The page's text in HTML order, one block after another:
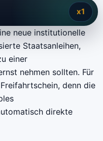
x1
neue institutionelle
Staatsanleihen,
einer
nehmen sollten. Für
denn die
direkte